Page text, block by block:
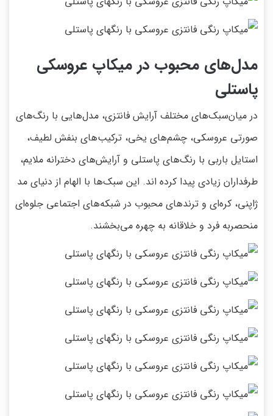
مدل‌های محبوب در میکاپ عروسکی
پاستلی
در میان‌سبک‌های مختلف آرایش فانتزی، مدل‌هایی با رنگ‌های
صورتی عروسکی، چشم‌های یخی، ترکیب‌های بنفش لطیف،
استایل باربی با رنگ‌های پاستلی و آرایش‌های دخترانه ملایم،
طرفداران زیادی پیدا کرده اند. این سبک‌ها با الهام از دنیای مد
ژاپنی، کره‌ای و ترندهای محبوب در شبکه‌های اجتماعی جلوه‌ای
منحصربه فرد و خلاقانه به چهره می‌بخشند.